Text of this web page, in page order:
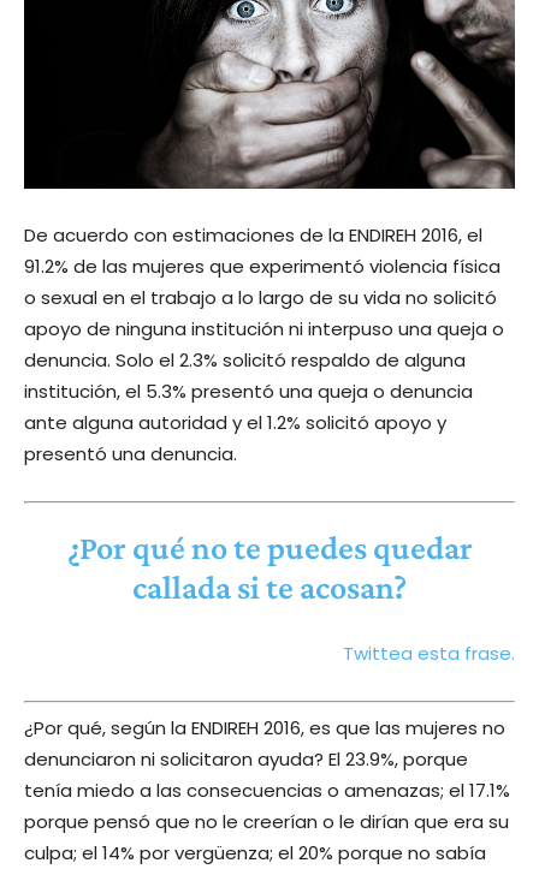
De acuerdo con estimaciones de la ENDIREH 2016, el
91.2% de las mujeres que experimentó violencia física
o sexual en el trabajo a lo largo de su vida no solicitó
apoyo de ninguna institución ni interpuso una queja o
denuncia. Solo el 2.3% solicitó respaldo de alguna
institución, el 5.3% presentó una queja o denuncia
ante alguna autoridad y el 1.2% solicitó apoyo y
presentó una denuncia.
¿Por qué no te puedes quedar
callada si te acosan?
Twittea esta frase.
¿Por qué, según la ENDIREH 2016, es que las mujeres no
denunciaron ni solicitaron ayuda? El 23.9%, porque
tenía miedo a las consecuencias o amenazas; el 17.1%
porque pensó que no le creerían o le dirían que era su
culpa; el 14% por vergüenza; el 20% porque no sabía